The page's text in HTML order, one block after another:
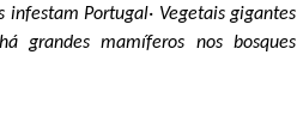
infestam Portugal· Vegetais gigantes
grandes mamíferos nos bosques